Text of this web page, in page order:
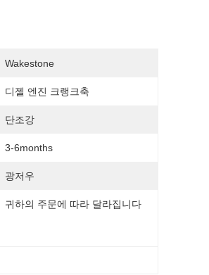
Wakestone
디젤 엔진 크랭크축
단조강
3-6months
광저우
귀하의 주문에 따라 달라집니다